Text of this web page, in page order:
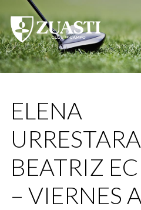
ELENA
BEATRIZ
– VIERNES